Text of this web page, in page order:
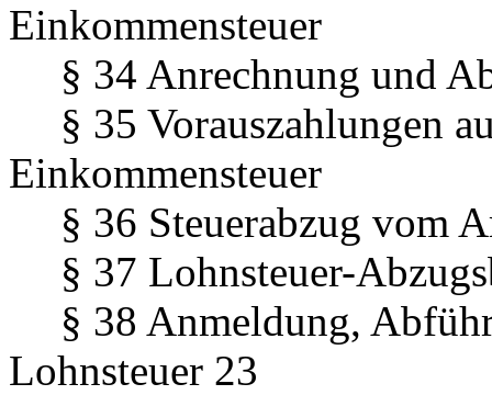
Einkommensteuer
§ 34 Anrechnung und
§ 35 Vorauszahlungen
Einkommensteuer
§ 36 Steuerabzug vom
§ 37 Lohnsteuer-
§ 38 Anmeldung,
Lohnsteuer 23